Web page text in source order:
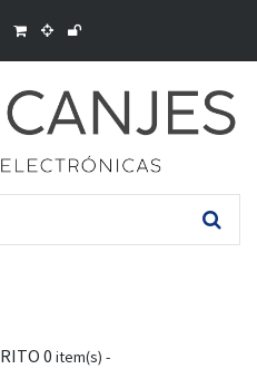
0 item(s) -